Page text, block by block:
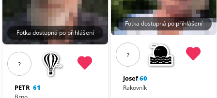
Fotka dostupná po přihlášení
?
PETR 61
Fotka dostupná po přihlášení
?
Josef60
Rakovník